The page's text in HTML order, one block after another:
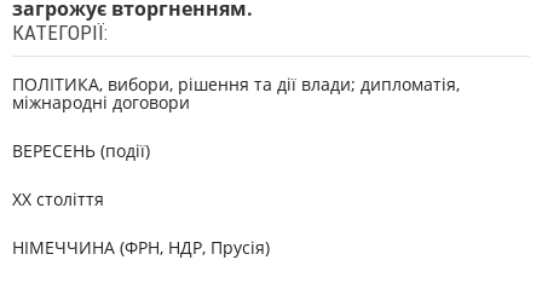
загрожує вторгненням.
КАТЕГОРІЇ:
ПОЛІТИКА, вибори, рішення та дії влади; дипломатія,
міжнародні договори
ВЕРЕСЕНЬ (події)
XX століття
НІМЕЧЧИНА (ФРН, НДР, Прусія)